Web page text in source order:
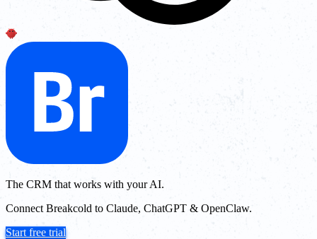
The CRM that works with your AI.
Connect Breakcold to Claude, ChatGPT & OpenClaw.
Start free trial